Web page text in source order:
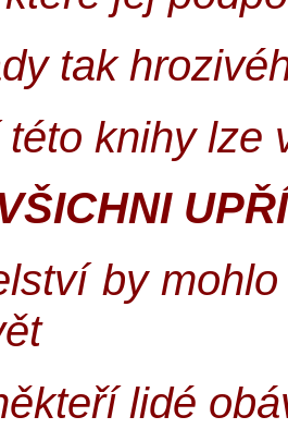
tak
knihy lze
by
lidé